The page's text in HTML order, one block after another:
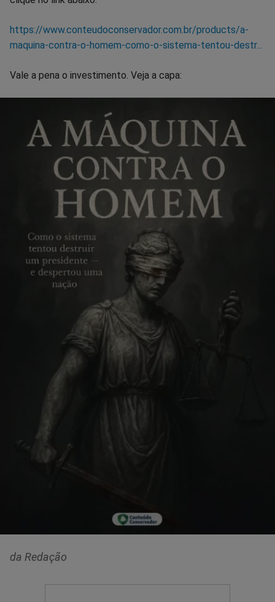
https://www.conteudoconservador.com.br/products/a-
maquina-contra-o-homem-como-o-sistema-tentou-destr...
Vale a pena o investimento. Veja a capa:
da Redação